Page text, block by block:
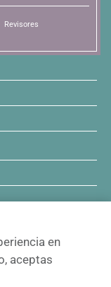
en
aceptas
Revisores